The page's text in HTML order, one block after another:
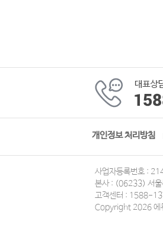
개인정보 처리방침
사업자등록번호 :
본사 : (06233) 서울
고객센터 : 1588-
Copyright 2026 에